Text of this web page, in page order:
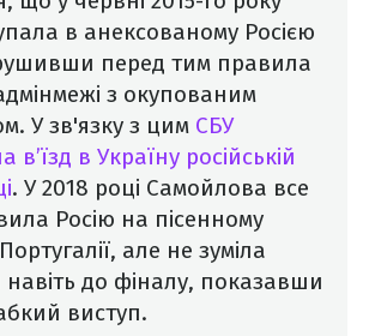
в анексованому Росією
перед тим правила
з окупованим
У зв'язку з цим СБУ
в’їзд в Україну російській
. У 2018 році Самойлова все
Росію на пісенному
але не зуміла
до фіналу, показавши
виступ.